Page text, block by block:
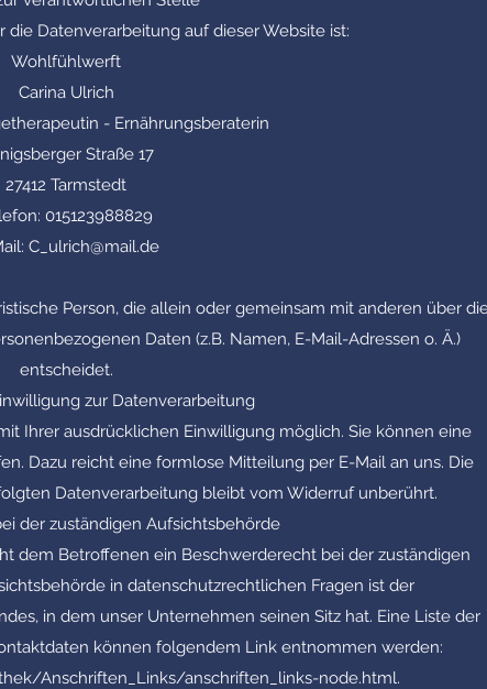
Datenverarbeitung auf dieser Website ist:
Wohlfühlwerft
Carina Ulrich
- Ernährungsberaterin
Straße 17
27412 Tarmstedt
015123988829
C_ulrich@mail.de
Person, die allein oder gemeinsam mit anderen über
Daten (z.B. Namen, E-Mail-Adressen o. Ä.)
entscheidet.
zur Datenverarbeitung
Ihrer ausdrücklichen Einwilligung möglich. Sie können eine
Dazu reicht eine formlose Mitteilung per E-Mail an uns. Die
Datenverarbeitung bleibt vom Widerruf unberührt.
der zuständigen Aufsichtsbehörde
dem Betroffenen ein Beschwerderecht bei der zuständigen
in datenschutzrechtlichen Fragen ist der
in dem unser Unternehmen seinen Sitz hat. Eine Liste der
können folgendem Link entnommen werden:
Anschriften_Links/anschriften_links-node.html.